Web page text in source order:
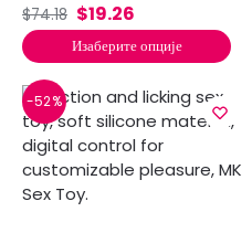
$74.18 $19.26
Изаберите опције
-52%